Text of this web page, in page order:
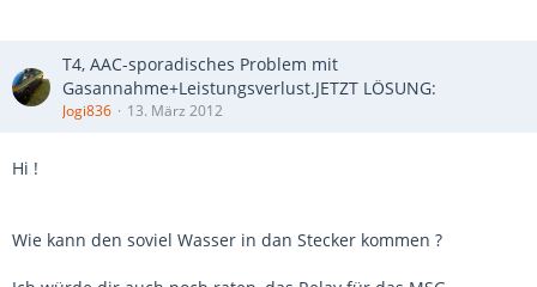
T4, AAC-sporadisches Problem mit
Gasannahme+Leistungsverlust.JETZT LÖSUNG:
Jogi836 13. März 2012
Hi !
Wie kann den soviel Wasser in dan Stecker kommen ?